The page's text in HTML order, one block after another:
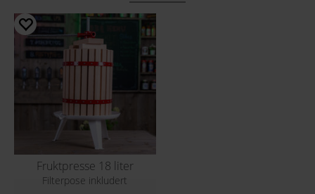
Fruktpresse 18 liter
Filterpose inkludert